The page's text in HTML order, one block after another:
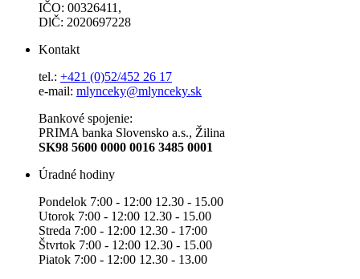
IČO: 00326411,
DlČ: 2020697228
Kontakt
tel.: +421 (0)52/452 26 17
e-mail: mlynceky@mlynceky.sk
Bankové spojenie:
PRIMA banka Slovensko a.s., Žilina
SK98 5600 0000 0016 3485 0001
Úradné hodiny
Pondelok 7:00 - 12:00 12.30 - 15.00
Utorok 7:00 - 12:00 12.30 - 15.00
Streda 7:00 - 12:00 12.30 - 17:00
Štvrtok 7:00 - 12:00 12.30 - 15.00
Piatok 7:00 - 12:00 12.30 - 13.00